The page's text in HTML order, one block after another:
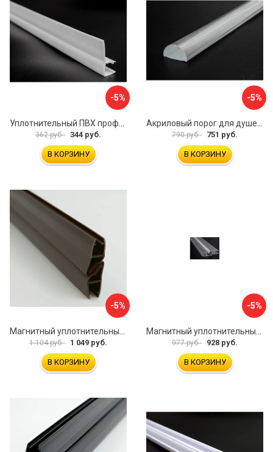
-5%
362 руб. 344 руб.
В КОРЗИНУ
-5%
790 руб. 751 руб.
В КОРЗИНУ
-5%
1 104 руб. 1 049 руб.
В КОРЗИНУ
-5%
977 руб. 928 руб.
В КОРЗИНУ